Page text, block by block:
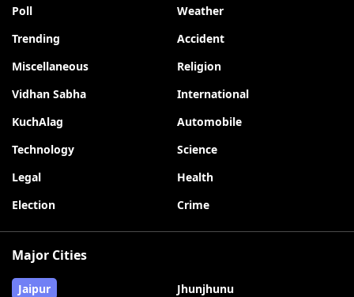
Poll
Weather
Trending
Accident
Miscellaneous
Religion
Vidhan Sabha
International
KuchAlag
Automobile
Technology
Science
Legal
Health
Election
Crime
Major Cities
Jaipur
Jhunjhunu